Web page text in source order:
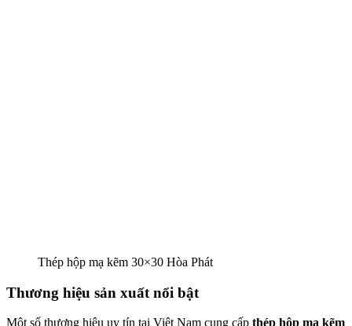
Thép hộp mạ kẽm 30×30 Hòa Phát
Thương hiệu sản xuất nổi bật
Một số thương hiệu uy tín tại Việt Nam cung cấp thép hộp mạ kẽm